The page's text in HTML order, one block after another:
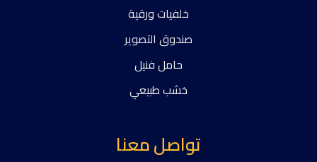
خلفيات ورقية
صندوق التصوير
حامل فنيل
خشب طبيعي
تواصل معنا